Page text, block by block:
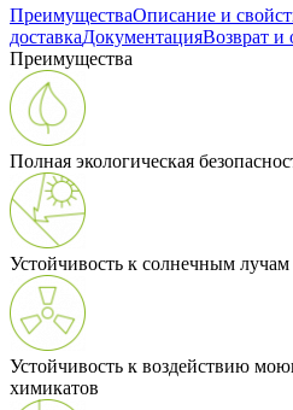
ПреимуществаОписание и
доставкаДокументацияВозврат и
Преимущества
Полная экологическая
Устойчивость к солнечным лучам
Устойчивость к воздействию
химикатов